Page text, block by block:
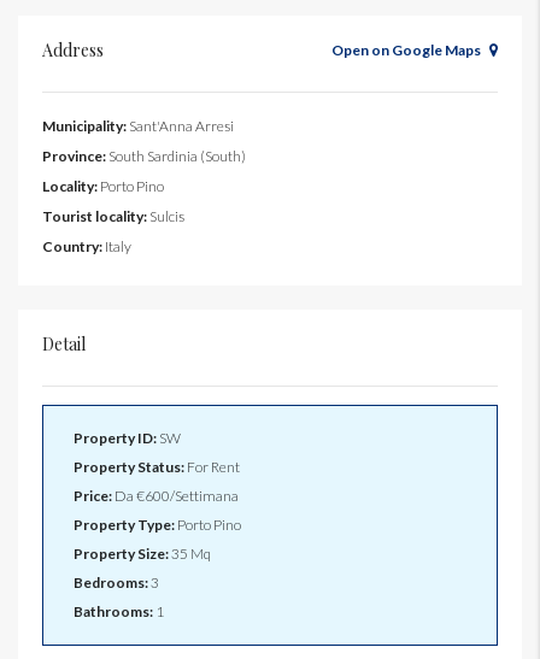
Address Open on Google Maps
Municipality: Sant'Anna Arresi
Province: South Sardinia (South)
Locality: Porto Pino
Tourist locality: Sulcis
Country: Italy
Detail
Property ID: SW
Property Status: For Rent
Price: Da €600/Settimana
Property Type: Porto Pino
Property Size:35 Mq
Bedrooms:3
Bathrooms: 1